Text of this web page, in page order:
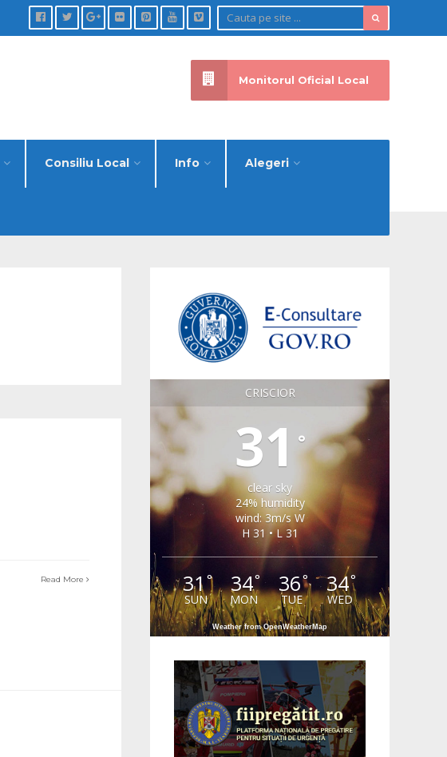
Consiliu Local Info Alegeri
Monitorul Oficial Local
Read More
CRISCIOR
31 °
clear sky
24% humidity
wind: 3m/s W
H 31 • L 31
31°
SUN
34°
MON
36°
TUE
34°
WED
Weather from OpenWeatherMap